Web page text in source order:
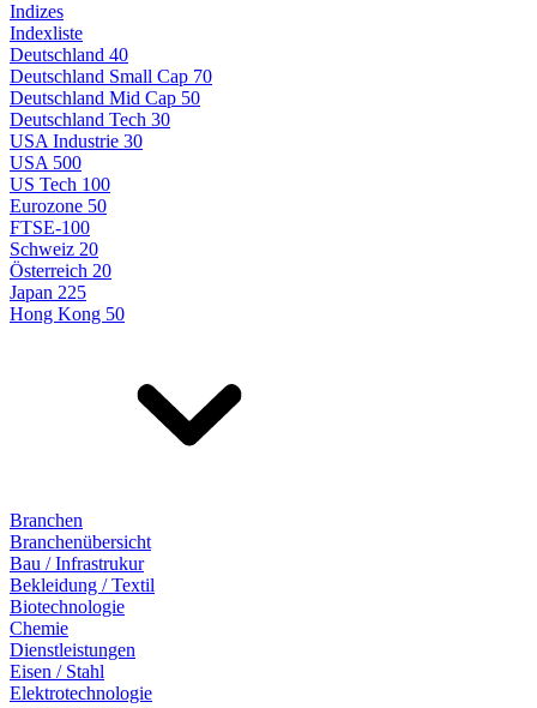
Indizes
Indexliste
Deutschland 40
Deutschland Small Cap 70
Deutschland Mid Cap 50
Deutschland Tech 30
USA Industrie 30
USA 500
US Tech 100
Eurozone 50
FTSE-100
Schweiz 20
Österreich 20
Japan 225
Hong Kong 50
Branchen
Branchenübersicht
Bau / Infrastrukur
Bekleidung / Textil
Biotechnologie
Chemie
Dienstleistungen
Eisen / Stahl
Elektrotechnologie